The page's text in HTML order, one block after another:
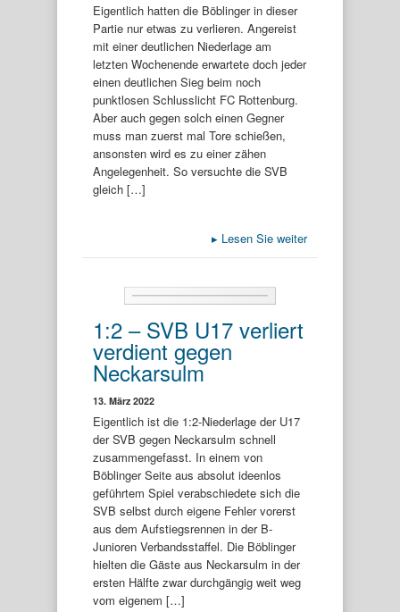
Eigentlich hatten die Böblinger in dieser
Partie nur etwas zu verlieren. Angereist
mit einer deutlichen Niederlage am
letzten Wochenende erwartete doch jeder
einen deutlichen Sieg beim noch
punktlosen Schlusslicht FC Rottenburg.
Aber auch gegen solch einen Gegner
muss man zuerst mal Tore schießen,
ansonsten wird es zu einer zähen
Angelegenheit. So versuchte die SVB
gleich […]
▸ Lesen Sie weiter
1:2 – SVB U17 verliert
verdient gegen
Neckarsulm
13. März 2022
Eigentlich ist die 1:2-Niederlage der U17
der SVB gegen Neckarsulm schnell
zusammengefasst. In einem von
Böblinger Seite aus absolut ideenlos
geführtem Spiel verabschiedete sich die
SVB selbst durch eigene Fehler vorerst
aus dem Aufstiegsrennen in der B-
Junioren Verbandsstaffel. Die Böblinger
hielten die Gäste aus Neckarsulm in der
ersten Hälfte zwar durchgängig weit weg
vom eigenem […]